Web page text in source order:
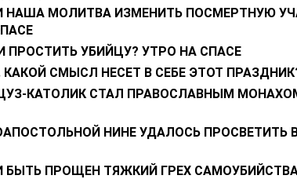
МОЛИТВА ИЗМЕНИТЬ ПОСМЕРТНУЮ
УБИЙЦУ? УТРО НА СПАСЕ
КАКОЙ СМЫСЛ НЕСЕТ В СЕБЕ ЭТОТ
КАТОЛИК СТАЛ ПРАВОСЛАВНЫМ
НИНЕ УДАЛОСЬ ПРОСВЕТИТЬ
ПРОЩЕН ТЯЖКИЙ ГРЕХ